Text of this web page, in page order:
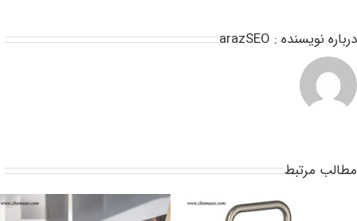
نویسنده : arazSEO
مرتبط